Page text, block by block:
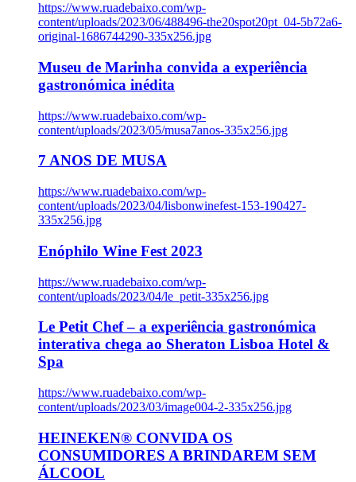
https://www.ruadebaixo.com/wp-
content/uploads/2023/06/488496-the20spot20pt_04-5b72a6-
original-1686744290-335x256.jpg
Museu de Marinha convida a experiência
gastronómica inédita
https://www.ruadebaixo.com/wp-
content/uploads/2023/05/musa7anos-335x256.jpg
7 ANOS DE MUSA
https://www.ruadebaixo.com/wp-
content/uploads/2023/04/lisbonwinefest-153-190427-
335x256.jpg
Enóphilo Wine Fest 2023
https://www.ruadebaixo.com/wp-
content/uploads/2023/04/le_petit-335x256.jpg
Le Petit Chef – a experiência gastronómica
interativa chega ao Sheraton Lisboa Hotel &
Spa
https://www.ruadebaixo.com/wp-
content/uploads/2023/03/image004-2-335x256.jpg
HEINEKEN® CONVIDA OS
CONSUMIDORES A BRINDAREM SEM
ÁLCOOL